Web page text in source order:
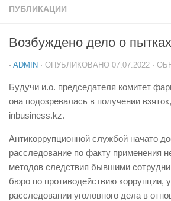
ПУБЛИКАЦИИ
Возбуждено дело о
- ADMIN · ОПУБЛИКОВАНО 07.07.2022 ·
Будучи и.о. председателя комитет
она подозревалась в получении
inbusiness.kz.
Антикоррупционной службой начато
расследование по факту применения
методов следствия бывшими
бюро по противодействию коррупции,
расследовании уголовного дела в